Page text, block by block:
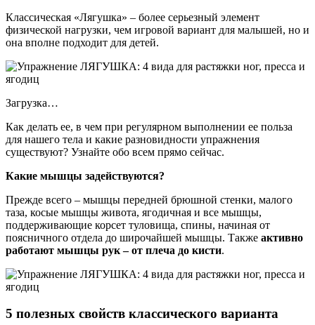
Классическая «Лягушка» – более серьезный элемент
физической нагрузки, чем игровой вариант для малышей, но и
она вполне подходит для детей.
Загрузка…
Как делать ее, в чем при регулярном выполнении ее польза
для нашего тела и какие разновидности упражнения
существуют? Узнайте обо всем прямо сейчас.
Какие мышцы задействуются?
Прежде всего – мышцы передней брюшной стенки, малого
таза, косые мышцы живота, ягодичная и все мышцы,
поддерживающие корсет туловища, спины, начиная от
поясничного отдела до широчайшей мышцы. Также активно
работают мышцы рук – от плеча до кисти.
5 полезных свойств классического варианта